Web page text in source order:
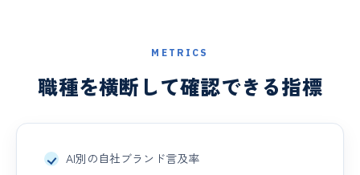
METRICS
職種を横断して確認できる指標
AI別の自社ブランド言及率